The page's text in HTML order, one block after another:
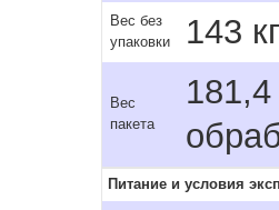
Вес без
упаковки
143
Вес
пакета
Питание и условия